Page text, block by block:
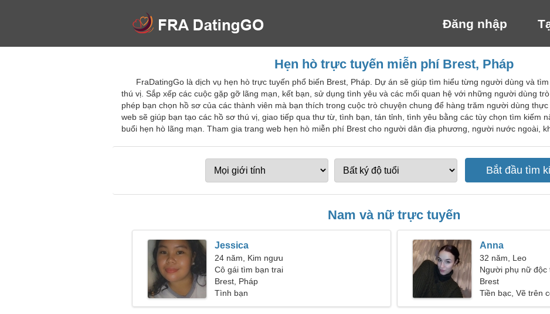
Đăng nhập
Hẹn hò trực tuyến miễn phí Brest, Pháp
FraDatingGo là dịch vụ hẹn hò trực tuyến phổ biến Brest, Pháp. Dự án sẽ giúp tìm hiểu từng người dùng và
thú vị. Sắp xếp các cuộc gặp gỡ lãng mạn, kết bạn, sử dụng tình yêu và các mối quan hệ với những người dùng
phép bạn chọn hồ sơ của các thành viên mà bạn thích trong cuộc trò chuyện chung để hàng trăm người dùng
web sẽ giúp bạn tạo các hồ sơ thú vị, giao tiếp qua thư từ, tình bạn, tán tỉnh, tình yêu bằng các tùy chọn tìm kiếm
buổi hẹn hò lãng mạn. Tham gia trang web hẹn hò miễn phí Brest cho người dân địa phương, người nước ngoài,
Nam và nữ trực tuyến
Jessica
24 năm, Kim ngưu
Cô gái tìm bạn trai
Brest, Pháp
Tình bạn
Anna
32 năm, Leo
Người phụ nữ độc
Brest
Tiền bạc, Vẽ trên